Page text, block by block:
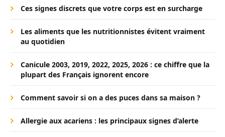
Ces signes discrets que votre corps est en surcharge
Les aliments que les nutritionnistes évitent vraiment
au quotidien
Canicule 2003, 2019, 2022, 2025, 2026 : ce chiffre que la
plupart des Français ignorent encore
Comment savoir si on a des puces dans sa maison ?
Allergie aux acariens : les principaux signes d’alerte